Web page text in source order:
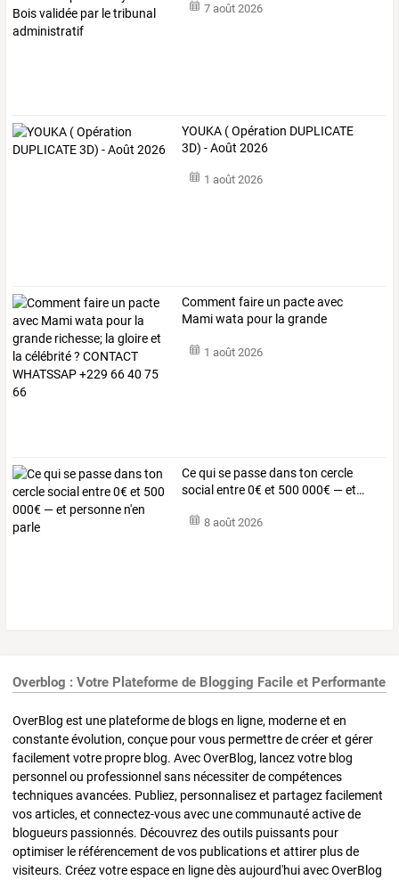
7 août 2026
YOUKA ( Opération DUPLICATE
3D) - Août 2026
1 août 2026
Comment faire un pacteavec
Mamiwata pour la grande
1 août 2026
Cequise passedanston cercle
social entre0€et 500 000€ —et…
8 août 2026
Overblog : Votre Plateforme de Blogging Facile et Performante
OverBlog est une plateforme de blogs en ligne, moderne et en
constante évolution, conçue pour vous permettre de créer et gérer
facilement votre propre blog. Avec OverBlog, lancez votre blog
personnel ou professionnel sans nécessiter de compétences
techniques avancées. Publiez, personnalisez et partagez facilement
vos articles, et connectez-vous avec une communauté active de
blogueurs passionnés. Découvrez des outils puissants pour
optimiser le référencement de vos publications et attirer plus de
visiteurs. Créez votre espace en ligne dès aujourd'hui avec OverBlog